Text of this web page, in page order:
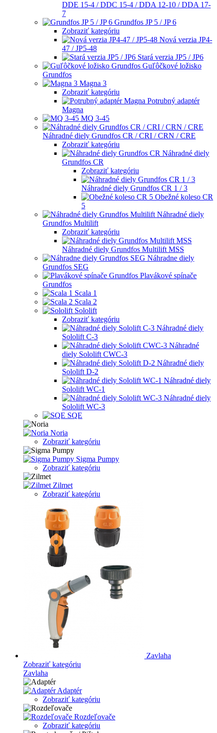
DDE 15-4 / DDC 15-4 / DDA 12-10 / DDA 17-
7
Grundfos JP 5 / JP 6
Zobraziť kategóriu
Nová verzia JP4-
47 / JP5-48
Stará verzia JP5 / JP6
Guľôčkové ložisko
Grundfos
Magna 3
Zobraziť kategóriu
Potrubný adaptér
Magna
MQ 3-45
Náhradné diely Grundfos CR / CRI / CRN / CRE
Zobraziť kategóriu
Náhradné diely
Grundfos CR
Zobraziť kategóriu
Náhradné diely Grundfos CR 1 / 3
Obežné koleso CR
5
Náhradné diely
Grundfos Multilift
Zobraziť kategóriu
Náhradné diely Grundfos Multilift MSS
Náhradne diely
Grundfos SEG
Plavákové spínače
Grundfos
Scala 1
Scala 2
Sololift
Zobraziť kategóriu
Náhradné diely
Sololift C-3
Náhradné
diely Sololift CWC-3
Náhradné diely
Sololift D-2
Náhradné diely
Sololift WC-1
Náhradné diely
Sololift WC-3
SQE
Noria
Zobraziť kategóriu
Sigma Pumpy
Zobraziť kategóriu
Zilmet
Zobraziť kategóriu
Zavlaha
Zobraziť kategóriu
Zavlaha
Adaptér
Zobraziť kategóriu
Rozdeľovače
Zobraziť kategóriu